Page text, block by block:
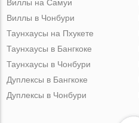
Виллы на Самуи
Виллы в Чонбури
Таунхаусы на Пхукете
Таунхаусы в Бангкоке
Таунхаусы в Чонбури
Дуплексы в Бангкоке
Дуплексы в Чонбури